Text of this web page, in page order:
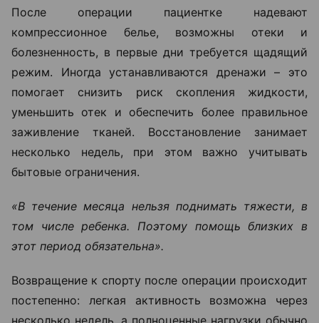
После операции пациентке надевают
компрессионное белье, возможны отеки и
болезненность, в первые дни требуется щадящий
режим. Иногда устанавливаются дренажи – это
помогает снизить риск скопления жидкости,
уменьшить отек и обеспечить более правильное
заживление тканей. Восстановление занимает
несколько недель, при этом важно учитывать
бытовые ограничения.
«В течение месяца нельзя поднимать тяжести, в
том числе ребенка. Поэтому помощь близких в
этот период обязательна».
Возвращение к спорту после операции происходит
постепенно: легкая активность возможна через
несколько недель, а полноценные нагрузки обычно